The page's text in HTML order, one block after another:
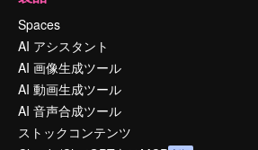
Spaces
AI アシスタント
AI 画像生成ツール
AI 動画生成ツール
AI 音声合成ツール
ストックコンテンツ